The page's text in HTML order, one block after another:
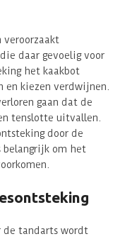
veroorzaakt
daar gevoelig voor
het kaakbot
en kiezen verdwijnen.
gaan dat de
tenslotte uitvallen.
door de
om het
de tandarts wordt